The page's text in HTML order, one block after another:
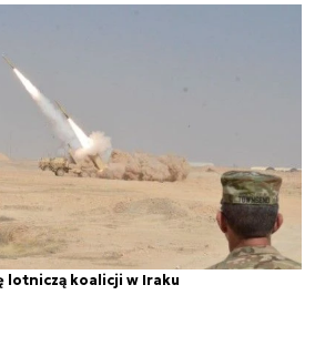
lotniczą koalicji w Iraku